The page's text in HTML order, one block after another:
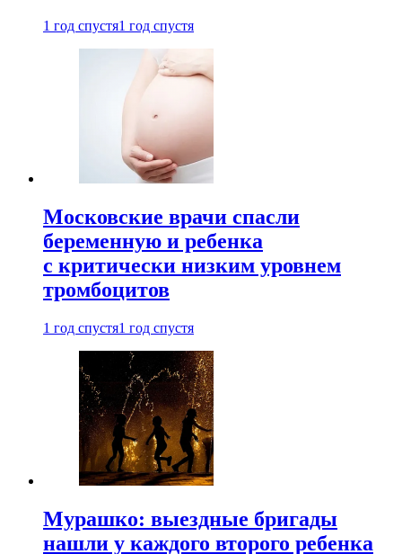
1 год спустя1 год спустя
Московские врачи спасли
беременную и ребенка
с критически низким уровнем
тромбоцитов
1 год спустя1 год спустя
Мурашко: выездные бригады
нашли у каждого второго ребенка